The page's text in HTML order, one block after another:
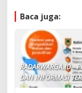
Baca juga:
RADARWARGA.ID -
DAN INFORMASI